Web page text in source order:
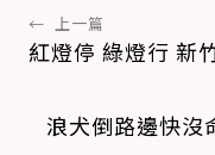
← 上一篇
紅燈停 綠燈行 新
浪犬倒路邊快沒